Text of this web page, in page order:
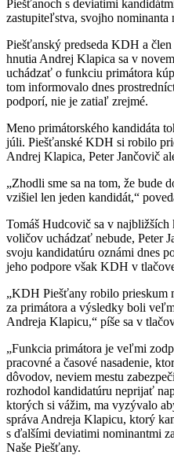
Piešťanoch s deviatimi
zastupiteľstva, svojho nominanta
Piešťanský predseda KDH a
hnutia Andrej Klapica sa v
uchádzať o funkciu primátora
tom informovalo dnes
podporí, nie je zatiaľ zrejmé.
Meno primátorského kandidáta
júli. Piešťanské KDH si robilo
Andrej Klapica, Peter Jančovič
„Zhodli sme sa na tom, že bude
vzišiel len jeden kandidát,“
Tomáš Hudcovič sa v
voličov uchádzať nebude, Peter
svoju kandidatúru oznámi dnes
jeho podpore však KDH v
„KDH Piešťany robilo prieskum
za primátora a výsledky boli
Andreja Klapicu,“ píše sa v
„Funkcia primátora je veľmi
pracovné a časové nasadenie,
dôvodov, neviem mestu
rozhodol kandidatúru neprijať
ktorých si vážim, ma vyzývalo
správa Andreja Klapicu, ktorý
s ďalšími deviatimi nominantmi
Naše Piešťany.